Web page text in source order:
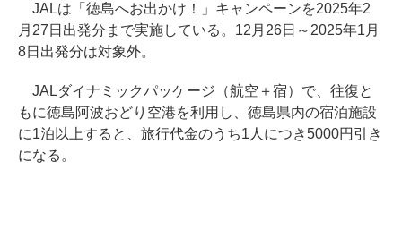
JALは「徳島へお出かけ！」キャンペーンを2025年2
月27日出発分まで実施している。12月26日～2025年1月
8日出発分は対象外。
JALダイナミックパッケージ（航空＋宿）で、往復と
もに徳島阿波おどり空港を利用し、徳島県内の宿泊施設
に1泊以上すると、旅行代金のうち1人につき5000円引き
になる。